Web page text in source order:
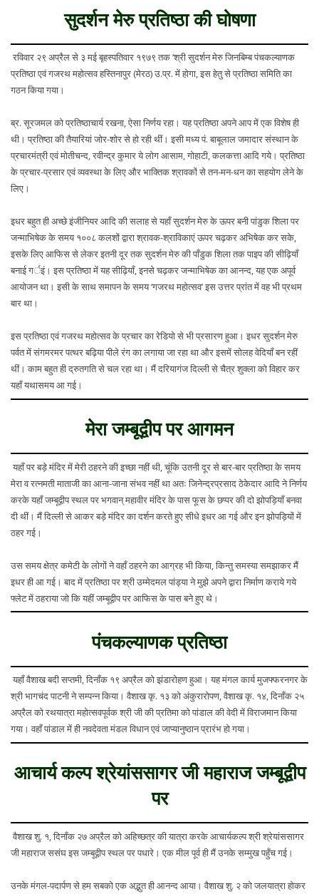
सुदर्शन मेरु प्रतिष्ठा की घोषणा
रविवार २९ अप्रैल से ३ मई बृहस्पतिवार १९७९ तक ‘श्री सुदर्शन मेरु जिनबिम्ब पंचकल्याणक
प्रतिष्ठा एवं गजरथ महोत्सव हस्तिनापुर (मेरठ) उ.प्र. में होगा, इस हेतु से प्रतिष्ठा समिति का
गठन किया गया।
ब्र. सूरजमल को प्रतिष्ठाचार्य रखना, ऐसा निर्णय रहा। यह प्रतिष्ठा अपने आप में एक विशेष ही
थी। प्रतिष्ठा की तैयारियां जोर-शोर से हो रही थीं। इसी मध्य पं. बाबूलाल जमादार संस्थान के
प्रचारमंत्री एवं मोतीचन्द, रवीन्द्र कुमार ये लोग आसाम, गोहाटी, कलकत्ता आदि गये। प्रतिष्ठा
के प्रचार-प्रसार एवं व्यवस्था के लिए और भाक्तिक श्रावकों से तन-मन-धन का सहयोग लेने के
लिए।
इधर बहुत ही अच्छे इंजीनियर आदि की सलाह से यहाँ सुदर्शन मेरु के ऊपर बनी पांडुक शिला पर
जन्माभिषेक के समय १००८ कलशों द्वारा श्रावक-श्राविकाएं ऊपर चढ़कर अभिषेक कर सके,
इसके लिए आफिस से लेकर इतनी दूर तक सुदर्शन मेरु की पाँडुक शिला तक पाइप की सीढ़ियाँ
बनाई गर्इं। इस प्रतिष्ठा में यह सीढ़ियाँ, इनसे चढ़कर जन्माभिषेक का आनन्द, यह एक अपूर्व
आयोजन था। इसी के साथ समापन के समय ‘गजरथ महोत्सव’ इस उत्तर प्रांत में वह भी प्रथम
बार था।
इस प्रतिष्ठा एवं गजरथ महोत्सव के प्रचार का रेडियो से भी प्रसारण हुआ। इधर सुदर्शन मेरु
पर्वत में संगमरमर पत्थर बढ़िया पीले रंग का लगाया जा रहा था और इसमें सोलह वेदियाँ बन रहीं
थीं। काम बहुत ही द्रुतगति से चल रहा था। मैं दरियागंज दिल्ली से चैत्र शुक्ला को विहार कर
यहाँ यथासमय आ गई।
मेरा जम्बूद्वीप पर आगमन
यहाँ पर बड़े मंदिर में मेरी ठहरने की इच्छा नहीं थी, चूंकि उतनी दूर से बार-बार प्रतिष्ठा के समय
मेरा व रत्नमती माताजी का आना-जाना संभव नहीं था अतः जिनेन्द्रप्रसाद ठेकेदार आदि ने निर्णय
करके यहाँ जम्बूद्वीप स्थल पर भगवान् महावीर मंदिर के पास फूस के छप्पर की दो झोपड़ियाँ बनवा
दी थीं। मैं दिल्ली से आकर बड़े मंदिर का दर्शन करते हुए सीधे इधर आ गई और इन झोपड़ियों में
ठहर गई।
उस समय क्षेत्र कमेटी के लोगों ने वहाँ ठहरने का आग्रह भी किया, किन्तु समस्या समझाकर मैं
इधर ही आ गई। बाद में प्रतिष्ठा पर श्री उम्मेदमल पांड्या ने मुझे अपने द्वारा निर्माण कराये गये
फ्लेट में ठहराया जो कि यहीं जम्बूद्वीप पर आफिस के पास बने हुए थे।
पंचकल्याणक प्रतिष्ठा
यहाँ वैशाख बदी सप्तमी, दिनाँक १९ अप्रैल को झंडारोहण हुआ। यह मंगल कार्य मुजफ्फरनगर के
श्री भागचंद पाटनी ने सम्पन्न किया। वैशाख कृ. १३ को अंकुरारोपण, वैशाख कृ. १४, दिनाँक २५
अप्रैल को रथयात्रा महोत्सवपूर्वक श्री जी की प्रतिमा को पांडाल की वेदी में विराजमान किया
गया। वहाँ पांडाल में ही नवदेवता मंडल विधान एवं जाप्यानुष्ठान प्रारंभ हो गया।
आचार्य कल्प श्रेयांससागर जी महाराज जम्बूद्वीप
पर
वैशाख शु. १, दिनाँक २७ अप्रैल को अहिच्छत्र की यात्रा करके आचार्यकल्प श्री श्रेयांससागर
जी महाराज ससंघ इस जम्बूद्वीप स्थल पर पधारे। एक मील पूर्व ही मैं उनके सम्मुख पहुँच गई।
उनके मंगल-पदार्पण से हम सबको एक अद्भुत ही आनन्द आया। वैशाख शु. २ को जलयात्रा होकर